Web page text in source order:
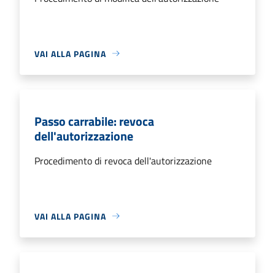
VAI ALLA PAGINA
Passo carrabile: revoca
dell'autorizzazione
Procedimento di revoca dell'autorizzazione
VAI ALLA PAGINA